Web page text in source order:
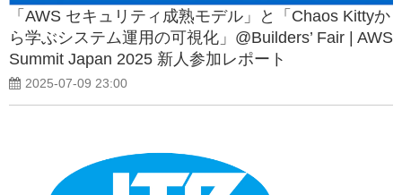
「AWS セキュリティ成熟モデル」と「Chaos Kittyか
ら学ぶシステム運用の可視化」@Builders’ Fair | AWS
Summit Japan 2025 新人参加レポート
2025-07-09 23:00